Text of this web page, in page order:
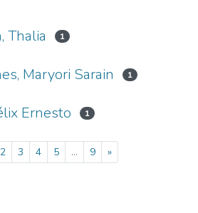
Thalia 1
Maryori Sarain 1
Ernesto 1
2 3 4 5 ... 9 »